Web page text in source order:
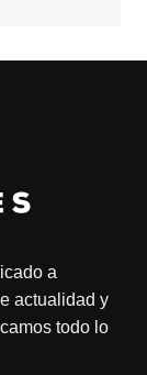
a
actualidad y
todo lo